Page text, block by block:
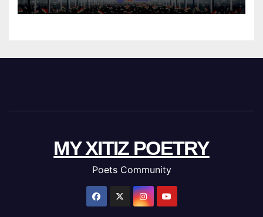
MY XITIZ POETRY
Poets Community